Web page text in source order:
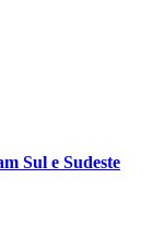
Sul e Sudeste